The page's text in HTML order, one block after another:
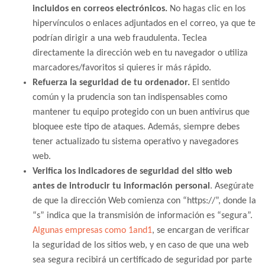
incluidos en correos electrónicos. No hagas clic en los
hipervínculos o enlaces adjuntados en el correo, ya que te
podrían dirigir a una web fraudulenta. Teclea
directamente la dirección web en tu navegador o utiliza
marcadores/favoritos si quieres ir más rápido.
Refuerza la seguridad de tu ordenador. El sentido
común y la prudencia son tan indispensables como
mantener tu equipo protegido con un buen antivirus que
bloquee este tipo de ataques. Además, siempre debes
tener actualizado tu sistema operativo y navegadores
web.
Verifica los indicadores de seguridad del sitio web
antes de introducir tu información personal . Asegúrate
de que la dirección Web comienza con “https://”, donde la
“s” indica que la transmisión de información es “segura”.
Algunas empresas como 1and1, se encargan de verificar
la seguridad de los sitios web, y en caso de que una web
sea segura recibirá un certificado de seguridad por parte